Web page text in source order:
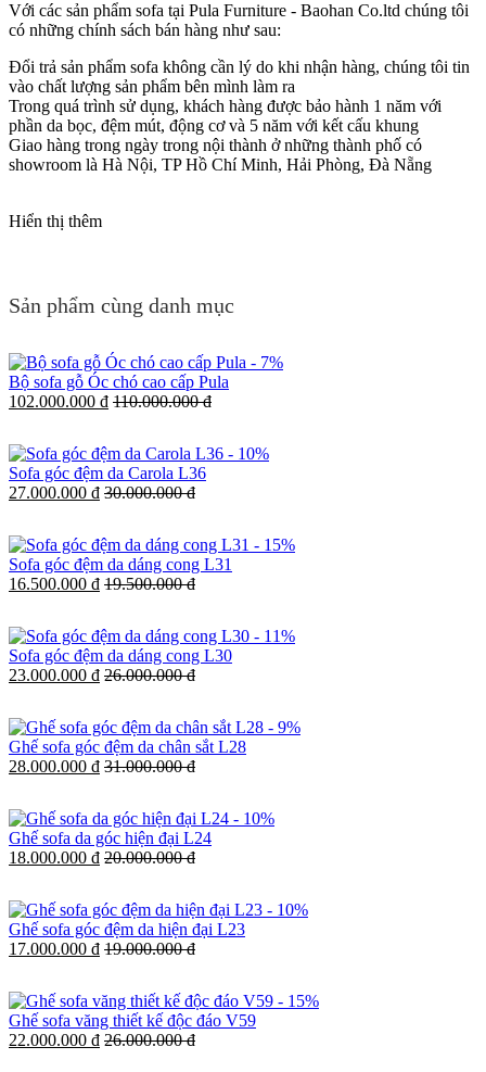
Với các sản phẩm sofa tại Pula Furniture - Baohan Co.ltd chúng tôi
có những chính sách bán hàng như sau:
Đổi trả sản phẩm sofa không cần lý do khi nhận hàng, chúng tôi tin
vào chất lượng sản phẩm bên mình làm ra
Trong quá trình sử dụng, khách hàng được bảo hành 1 năm với
phần da bọc, đệm mút, động cơ và 5 năm với kết cấu khung
Giao hàng trong ngày trong nội thành ở những thành phố có
showroom là Hà Nội, TP Hồ Chí Minh, Hải Phòng, Đà Nẵng
Hiển thị thêm
Sản phẩm cùng danh mục
- 7%
Bộ sofa gỗ Óc chó cao cấp Pula
102.000.000 đ 110.000.000 đ
- 10%
Sofa góc đệm da Carola L36
27.000.000 đ 30.000.000 đ
- 15%
Sofa góc đệm da dáng cong L31
16.500.000 đ 19.500.000 đ
- 11%
Sofa góc đệm da dáng cong L30
23.000.000 đ 26.000.000 đ
- 9%
Ghế sofa góc đệm da chân sắt L28
28.000.000 đ 31.000.000 đ
- 10%
Ghế sofa da góc hiện đại L24
18.000.000 đ 20.000.000 đ
- 10%
Ghế sofa góc đệm da hiện đại L23
17.000.000 đ 19.000.000 đ
- 15%
Ghế sofa văng thiết kế độc đáo V59
22.000.000 đ 26.000.000 đ